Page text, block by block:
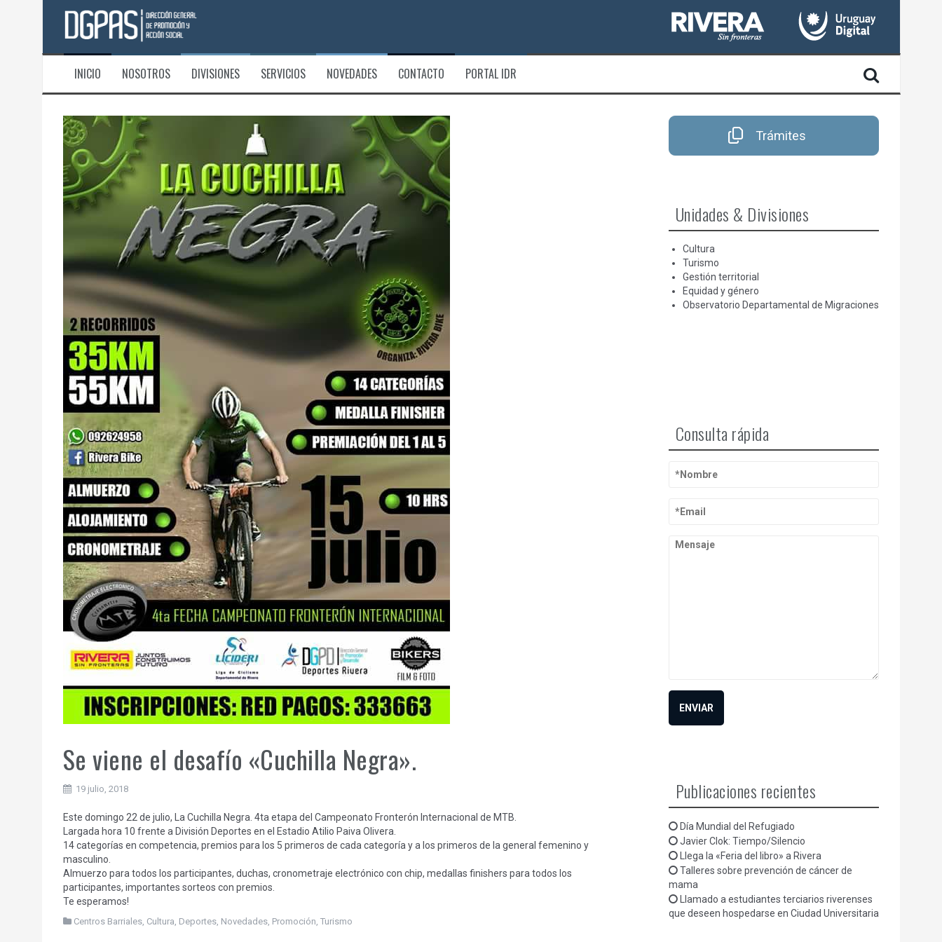
INICIO NOSOTROS DIVISIONES SERVICIOS NOVEDADES CONTACTO PORTAL IDR
Se viene el desafío «Cuchilla Negra».
19 julio, 2018
Este domingo 22 de julio, La Cuchilla Negra. 4ta etapa del Campeonato Fronterón Internacional de MTB.
Largada hora 10 frente a División Deportes en el Estadio Atilio Paiva Olivera.
14 categorías en competencia, premios para los 5 primeros de cada categoría y a los primeros de la general femenino y
masculino.
Almuerzo para todos los participantes, duchas, cronometraje electrónico con chip, medallas finishers para todos los
participantes, importantes sorteos con premios.
Te esperamos!
Centros Barriales, Cultura, Deportes, Novedades, Promoción, Turismo
Trámites
Unidades & Divisiones
Cultura
Turismo
Gestión territorial
Equidad y género
Observatorio Departamental de Migraciones
Consulta rápida
Publicaciones recientes
Día Mundial del Refugiado
Javier Clok: Tiempo/Silencio
Llega la «Feria del libro» a Rivera
Talleres sobre prevención de cáncer de
mama
Llamado a estudiantes terciarios riverenses
que deseen hospedarse en Ciudad Universitaria